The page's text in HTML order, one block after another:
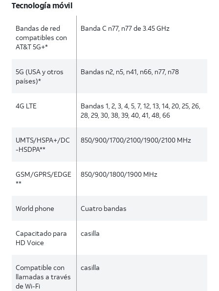
Tecnología móvil
Bandas de red
compatibles con
AT&T 5G+*
Banda C n77, n77 de 3.45 GHz
5G (USA y otros
países)*
Bandas n2, n5, n41, n66, n77, n78
4G LTE
Bandas 1, 2, 3, 4, 5, 7, 12, 13, 14, 20, 25, 26,
28, 29, 30, 38, 39, 40, 41, 48, 66
UMTS/HSPA+/DC
-HSDPA**
850/900/1700/2100/1900/2100 MHz
GSM/GPRS/EDGE
**
850/900/1800/1900 MHz
World phone Cuatro bandas
Capacitado para
HD Voice
casilla
Compatible con
llamadas a través
de Wi-Fi
casilla